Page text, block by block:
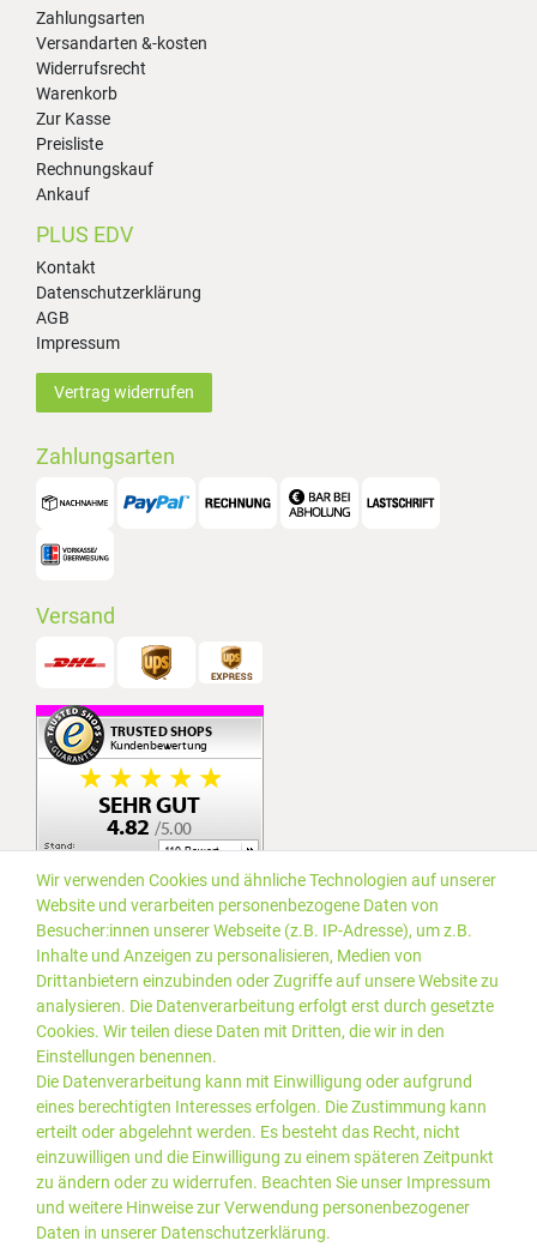
Zahlungsarten
Versandarten &-kosten
Widerrufsrecht
Warenkorb
Zur Kasse
Preisliste
Rechnungskauf
Ankauf
PLUS EDV
Kontakt
Datenschutzerklärung
AGB
Impressum
Vertrag widerrufen
Zahlungsarten
Versand
Wir verwenden Cookies und ähnliche Technologien auf unserer
Website und verarbeiten personenbezogene Daten von
Besucher:innen unserer Webseite (z.B. IP-Adresse), um z.B.
Inhalte und Anzeigen zu personalisieren, Medien von
Drittanbietern einzubinden oder Zugriffe auf unsere Website zu
analysieren. Die Datenverarbeitung erfolgt erst durch gesetzte
Cookies. Wir teilen diese Daten mit Dritten, die wir in den
Einstellungen benennen.
Die Datenverarbeitung kann mit Einwilligung oder aufgrund
eines berechtigten Interesses erfolgen. Die Zustimmung kann
erteilt oder abgelehnt werden. Es besteht das Recht, nicht
einzuwilligen und die Einwilligung zu einem späteren Zeitpunkt
zu ändern oder zu widerrufen. Beachten Sie unser Impressum
und weitere Hinweise zur Verwendung personenbezogener
Daten in unserer Daten­schutz­erklärung.